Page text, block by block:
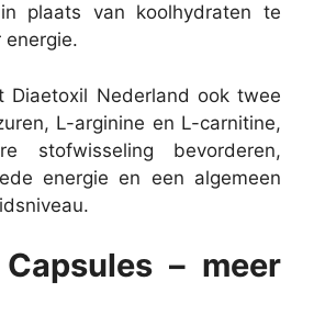
plaats van koolhydraten te
energie.
Diaetoxil Nederland ook twee
L-arginine en L-carnitine,
stofwisseling bevorderen,
energie en een algemeen
– meer